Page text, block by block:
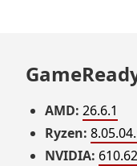
AMD: 26.6.1
Ryzen:
NVIDIA: 610.62